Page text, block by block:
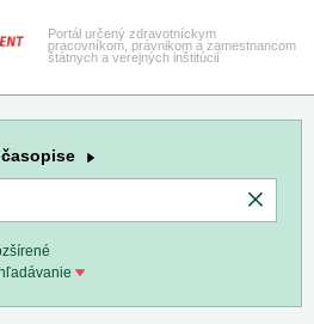
Portál určený zdravotníckym
pracovníkom, právnikom a zamestnancom
štátnych a verejných inštitúcií